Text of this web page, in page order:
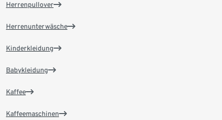
Herrenpullover
Herrenunterwäsche
Kinderkleidung
Babykleidung
Kaffee
Kaffeemaschinen